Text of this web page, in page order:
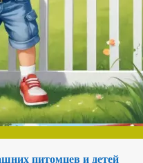
питомцев и детей